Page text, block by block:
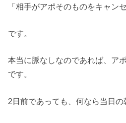
「相手がアポそのものをキャン
です。
本当に脈なしなのであれば、ア
です。
2日前であっても、何なら当日の